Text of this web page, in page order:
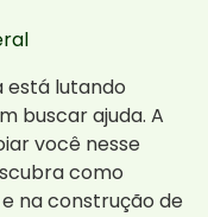
está lutando
buscar ajuda. A
você nesse
como
na construção de